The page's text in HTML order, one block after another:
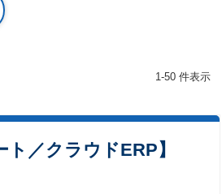
1-50 件表示
／クラウドERP】